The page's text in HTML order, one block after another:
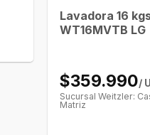
Lavadora 16
WT16MVTB LG
$359.990/
Sucursal Weitzler:
Matriz